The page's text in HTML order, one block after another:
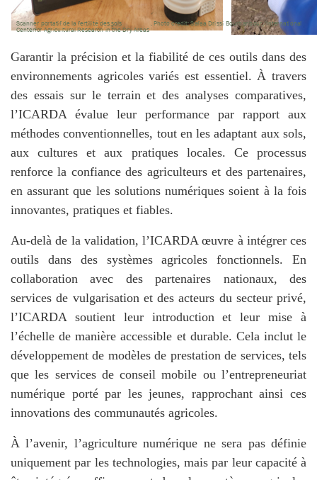
Garantir la précision et la fiabilité de ces outils dans des
environnements agricoles variés est essentiel. À travers
des essais sur le terrain et des analyses comparatives,
l’ICARDA évalue leur performance par rapport aux
méthodes conventionnelles, tout en les adaptant aux sols,
aux cultures et aux pratiques locales. Ce processus
renforce la confiance des agriculteurs et des partenaires,
en assurant que les solutions numériques soient à la fois
innovantes, pratiques et fiables.
Au-delà de la validation, l’ICARDA œuvre à intégrer ces
outils dans des systèmes agricoles fonctionnels. En
collaboration avec des partenaires nationaux, des
services de vulgarisation et des acteurs du secteur privé,
l’ICARDA soutient leur introduction et leur mise à
l’échelle de manière accessible et durable. Cela inclut le
développement de modèles de prestation de services, tels
que les services de conseil mobile ou l’entrepreneuriat
numérique porté par les jeunes, rapprochant ainsi ces
innovations des communautés agricoles.
À l’avenir, l’agriculture numérique ne sera pas définie
uniquement par les technologies, mais par leur capacité à